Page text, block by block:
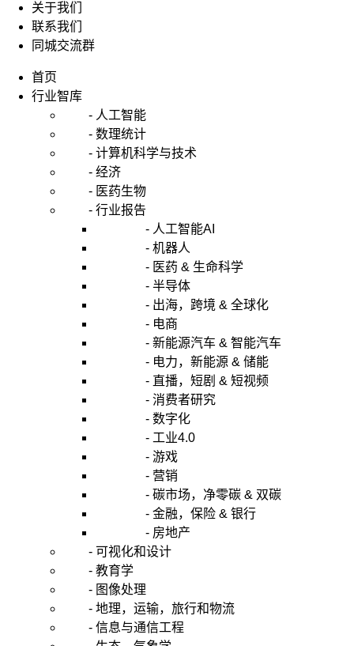
关于我们
联系我们
同城交流群
首页
行业智库
- 人工智能
- 数理统计
- 计算机科学与技术
- 经济
- 医药生物
- 行业报告
- 人工智能AI
- 机器人
- 医药 & 生命科学
- 半导体
- 出海，跨境 & 全球化
- 电商
- 新能源汽车 & 智能汽车
- 电力，新能源 & 储能
- 直播，短剧 & 短视频
- 消费者研究
- 数字化
- 工业4.0
- 游戏
- 营销
- 碳市场，净零碳 & 双碳
- 金融，保险 & 银行
- 房地产
- 可视化和设计
- 教育学
- 图像处理
- 地理，运输，旅行和物流
- 信息与通信工程